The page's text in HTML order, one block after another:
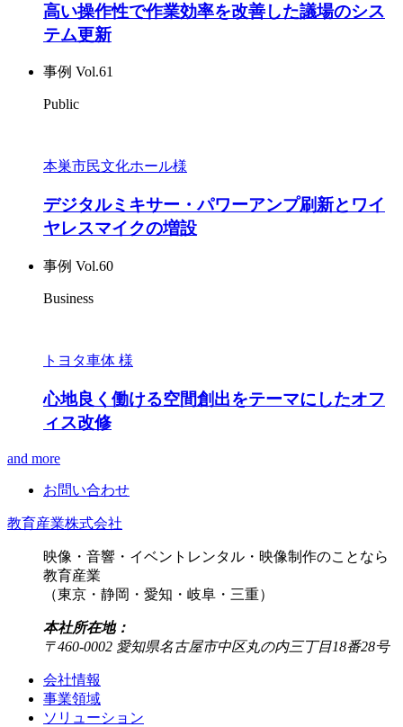
高い操作性で作業効率を改善した議場のシス
テム更新
事例 Vol.61
Public
本巣市民文化ホール様
デジタルミキサー・パワーアンプ刷新とワイ
ヤレスマイクの増設
事例 Vol.60
Business
トヨタ車体 様
心地良く働ける空間創出をテーマにしたオフ
ィス改修
and more
お問い合わせ
教育産業株式会社
映像・音響・イベントレンタル・映像制作のことなら
教育産業
（東京・静岡・愛知・岐阜・三重）
本社所在地：
〒460-0002 愛知県名古屋市中区丸の内三丁目18番28号
会社情報
事業領域
ソリューション